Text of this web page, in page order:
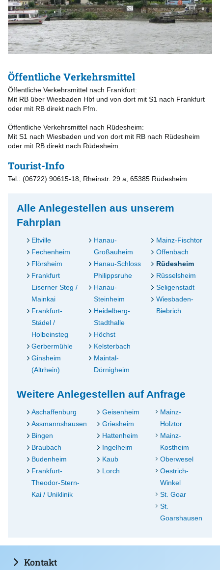
Öffentliche Verkehrsmittel
Öffentliche Verkehrsmittel nach Frankfurt:
Mit RB über Wiesbaden Hbf und von dort mit S1 nach Frankfurt
oder mit RB direkt nach Ffm.
Öffentliche Verkehrsmittel nach Rüdesheim:
Mit S1 nach Wiesbaden und von dort mit RB nach Rüdesheim
oder mit RB direkt nach Rüdesheim.
Tourist-Info
Tel.: (06722) 90615-18, Rheinstr. 29 a, 65385 Rüdesheim
Alle Anlegestellen aus unserem
Fahrplan
Eltville
Fechenheim
Flörsheim
Frankfurt
Eiserner Steg /
Mainkai
Frankfurt-
Städel /
Holbeinsteg
Gerbermühle
Ginsheim
(Altrhein)
Hanau-
Großauheim
Hanau-Schloss
Philippsruhe
Hanau-
Steinheim
Heidelberg-
Stadthalle
Höchst
Kelsterbach
Maintal-
Dörnigheim
Mainz-Fischtor
Offenbach
Rüdesheim
Rüsselsheim
Seligenstadt
Wiesbaden-
Biebrich
Weitere Anlegestellen auf Anfrage
Aschaffenburg
Assmannshausen
Bingen
Braubach
Budenheim
Frankfurt-
Theodor-Stern-
Kai / Uniklinik
Geisenheim
Griesheim
Hattenheim
Ingelheim
Kaub
Lorch
Mainz-
Holztor
Mainz-
Kostheim
Oberwesel
Oestrich-
Winkel
St. Goar
St.
Goarshausen
Kontakt